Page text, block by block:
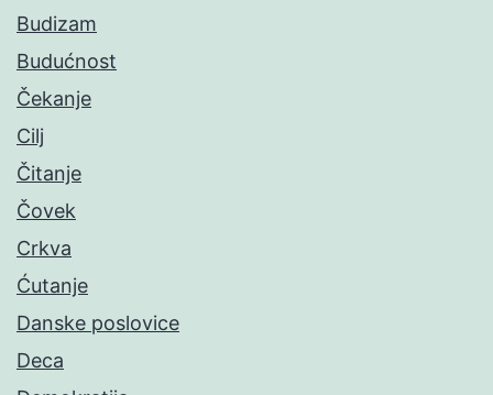
Budizam
Budućnost
Čekanje
Cilj
Čitanje
Čovek
Crkva
Ćutanje
Danske poslovice
Deca